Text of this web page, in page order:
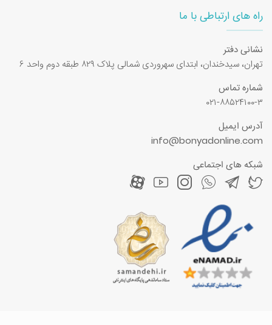
راه های ارتباطی با ما
نشانی دفتر
تهران، سیدخندان، ابتدای سهروردی شمالی پلاک ۸۲۹ طبقه دوم واحد ۶
شماره تماس
۰۲۱-۸۸۵۲۴۱۰۰-۳
آدرس ایمیل
info@bonyadonline.com
شبکه های اجتماعی